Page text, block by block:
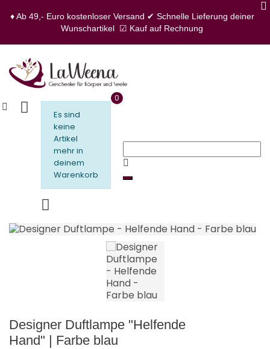
♦ Ab 49,- Euro kostenloser Versand ✔ Schnelle Lieferung deiner
Wunschartikel ☑ Kauf auf Rechnung
Es sind
keine
Artikel
mehr in
deinem
Warenkorb
0
Designer Duftlampe "Helfende
Hand" | Farbe blau